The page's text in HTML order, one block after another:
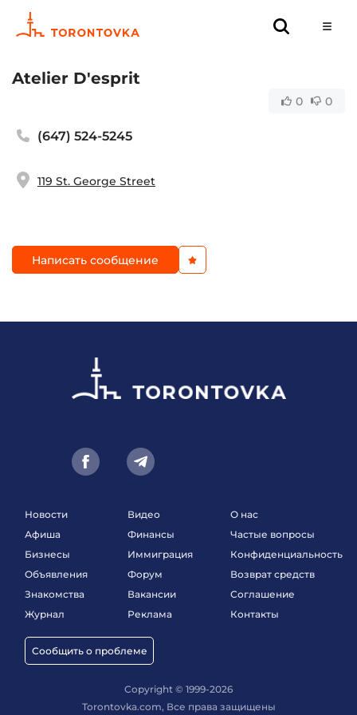
Atelier D'esprit
0 0
(647) 524-5245
119 St. George Street
Написать сообщение
Новости
Афиша
Бизнесы
Объявления
Знакомства
Журнал
Сообщить о проблеме
Видео
Финансы
Иммиграция
Форум
Вакансии
Реклама
О нас
Частые вопросы
Конфиденциальность
Возврат средств
Соглашение
Контакты
Copyright © 1999-2026
Torontovka.com, Все права защищены